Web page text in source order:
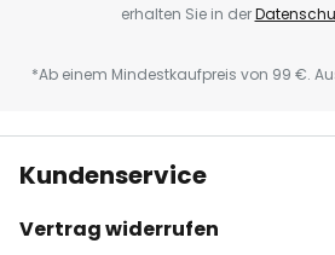
erhalten Sie in der
*Ab einem Mindestkaufpreis von 99 €.
Kundenservice
Vertrag widerrufen